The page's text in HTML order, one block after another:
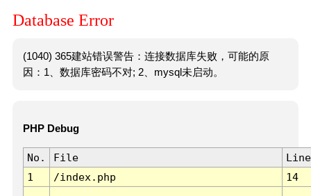
Database Error
(1040) 365建站错误警告：连接数据库失败，可能的原
因：1、数据库密码不对; 2、mysql未启动。
PHP Debug
No. File
Line
1
/index.php 14